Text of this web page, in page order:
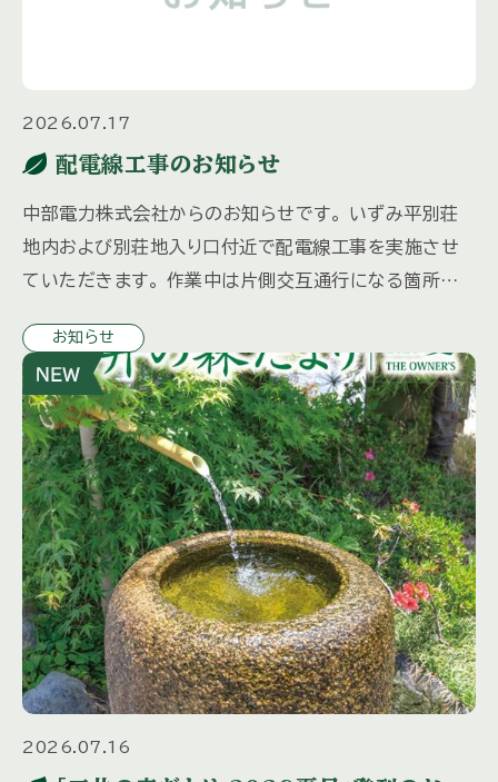
2026.07.17
配電線工事のお知らせ
中部電力株式会社からのお知らせです。 いずみ平別荘
地内および別荘地入り口付近で配電線工事を実施させ
ていただきます。 作業中は片側交互通行になる箇所が
を使用するため振動 […]
お知らせ
2026.07.16